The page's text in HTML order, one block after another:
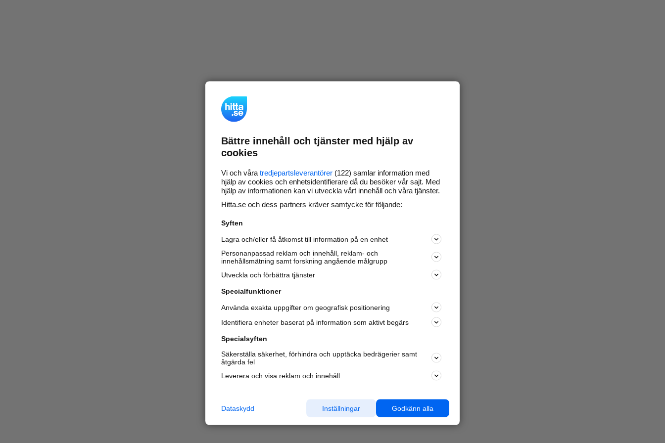
Bättre innehåll och tjänster med hjälp av
cookies
Vi och våra tredjepartsleverantörer (122) samlar information med
hjälp av cookies och enhetsidentifierare då du besöker vår sajt. Med
hjälp av informationen kan vi utveckla vårt innehåll och våra tjänster.
Hitta.se och dess partners kräver samtycke för följande:
Syften
Lagra och/eller få åtkomst till information på en enhet
Personanpassad reklam och innehåll, reklam- och
innehållsmätning samt forskning angående målgrupp
Utveckla och förbättra tjänster
Specialfunktioner
Använda exakta uppgifter om geografisk positionering
Identifiera enheter baserat på information som aktivt begärs
Specialsyften
Säkerställa säkerhet, förhindra och upptäcka bedrägerier samt
åtgärda fel
Leverera och visa reklam och innehåll
Godkänn alla
Inställningar
Dataskydd